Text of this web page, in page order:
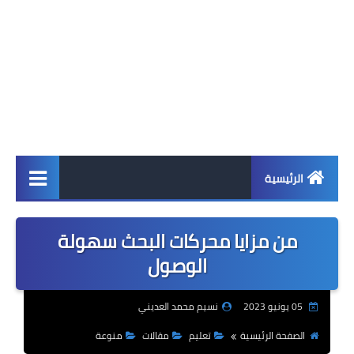
الرئيسية
اخبار
ابل
اندرويد
من مزايا محركات البحث سهولة
الوصول
نسيم محمد العديني
الصفحة الرئيسية
تعليم مقالات
منوعة